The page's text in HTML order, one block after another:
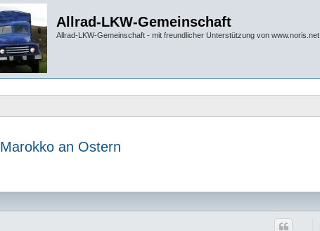
Allrad-LKW-Gemeinschaft
Allrad-LKW-Gemeinschaft - mit freundlicher Unterstützung von www.noris.net
Marokko an Ostern